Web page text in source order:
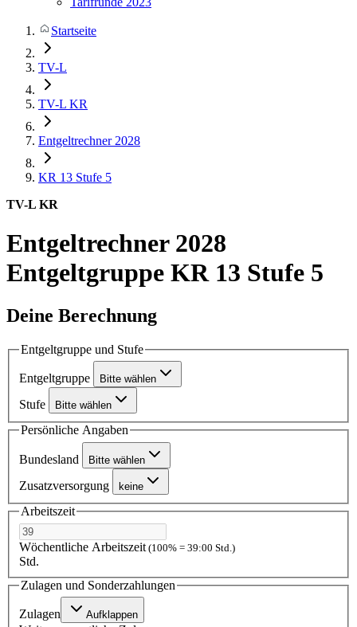
Startseite
TV-L
TV-L KR
Entgeltrechner 2028
KR 13 Stufe 5
TV-L KR
Entgeltrechner 2028
Entgeltgruppe KR 13 Stufe 5
Deine Berechnung
Entgeltgruppe und Stufe
Entgeltgruppe Bitte wählen
Stufe Bitte wählen
Persönliche Angaben
Bundesland Bitte wählen
Zusatzversorgung keine
Arbeitszeit
Wöchentliche Arbeitszeit (100% = 39:00 Std.)
Std.
Zulagen und Sonderzahlungen
Zulagen Aufklappen